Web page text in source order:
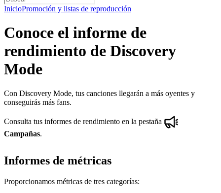
InicioPromoción y listas de reproducción
Conoce el informe de
rendimiento de Discovery
Mode
Con Discovery Mode, tus canciones llegarán a más oyentes y
conseguirás más fans.
Consulta tus informes de rendimiento en la pestaña
Campañas.
Informes de métricas
Proporcionamos métricas de tres categorías: